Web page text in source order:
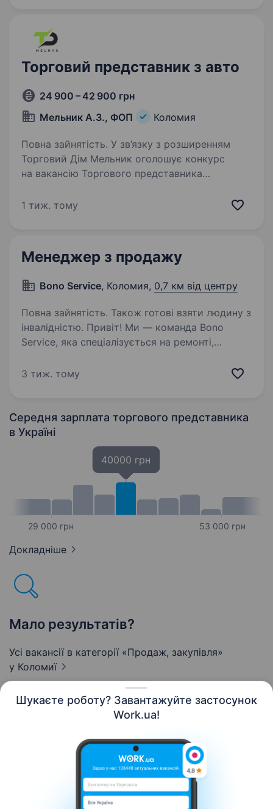
Шукаєте роботу? Завантажуйте застосунок
Work.ua!
Торговий представник з авто
24 900 – 42 900 грн
Мельник А.З., ФОП
Коломия
Повна зайнятість. У зв’язку з розширенням
Торговий Дім Мельник оголошує конкурс
на вакансію Торгового представника
Вимоги: Відповідальність; Наполегливість;
1 тиж. тому
Менеджер з продажу
Bono Service, Коломия, 0,7 км від центру
Повна зайнятість. Також готові взяти людину з
інвалідністю. Привіт! Ми — команда Bono
Service, яка спеціалізується на ремонті,
кавових машин і обладнання. Якщо ти хочеш
3 тиж. тому
Середня зарплата торгового представника
в Україні
29 000 грн
40000 грн
53 000 грн
Докладніше
Мало результатів?
Усі вакансії в категорії «Продаж, закупівля»
у Коломиї